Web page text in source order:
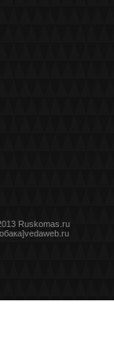
Ruskomas.ru